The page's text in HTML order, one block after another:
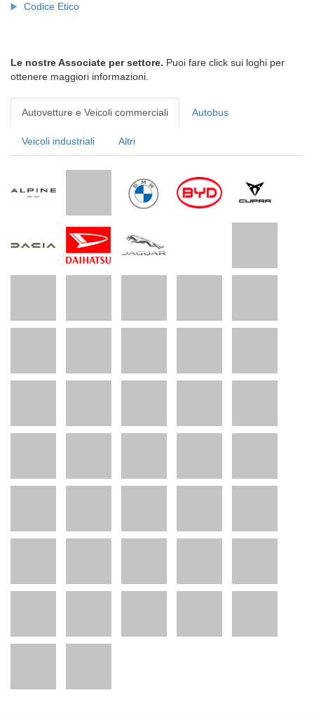
Codice Etico
Le nostre Associate per settore. Puoi fare click sui loghi per
ottenere maggiori informazioni.
Autovetture e Veicoli commerciali Autobus
Veicoli industriali Altri